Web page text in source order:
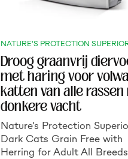
NATURE'S PROTECTION
Droog graanvrij
met haring voor
katten van alle
donkere vacht
Nature’s Protection
Dark Cats Grain Free with
Herring for Adult All